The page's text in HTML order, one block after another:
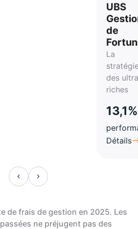
UBS
de
La
des
riches
13,1%
Détails
de frais de gestion en 2025. Les
ne préjugent pas des